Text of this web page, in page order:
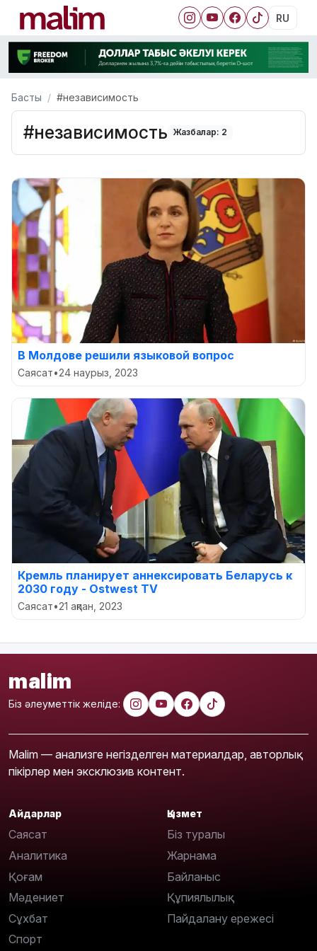
RU
Басты #независимость
#независимость Жазбалар: 2
В Молдове решили языковой вопрос
Саясат•24 наурыз, 2023
Кремль планирует аннексировать Беларусь к
2030 году - Ostwest TV
Саясат•21 ақпан, 2023
malim
Біз әлеуметтік желіде:
Malim — анализге негізделген материалдар, авторлық
пікірлер мен эксклюзив контент.
Айдарлар
Саясат
Аналитика
Қоғам
Мәдениет
Сұхбат
Спорт
Қызмет
Біз туралы
Жарнама
Байланыс
Құпиялылық
Пайдалану ережесі